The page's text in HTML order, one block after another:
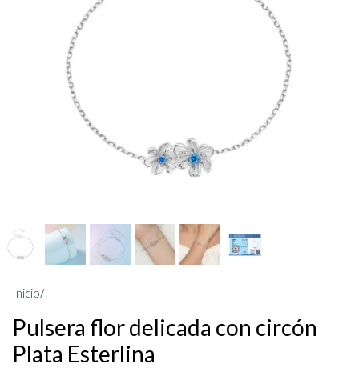
Inicio/
Pulsera flor delicada con circón
Plata Esterlina